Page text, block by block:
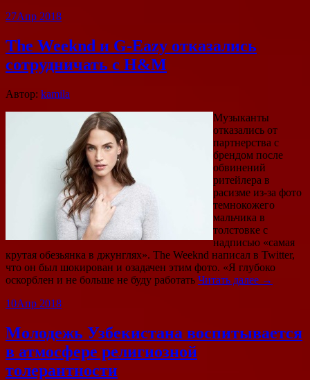
27Апр 2018
The Weeknd и G-Eazy отказались
сотрудничать с H&M
Автор: kamila
Музыканты
отказались от
партнерства с
брендом после
обвинений
ритейлера в
расизме из-за фото
темнокожего
мальчика в
толстовке с
надписью «самая
крутая обезьянка в джунглях». The Weeknd написал в Twitter,
что он был шокирован и озадачен этим фото. «Я глубоко
оскорблен и не больше не буду работать Читать далее →
10Апр 2018
Молодежь Узбекистана воспитывается
в атмосфере религиозной
толерантности